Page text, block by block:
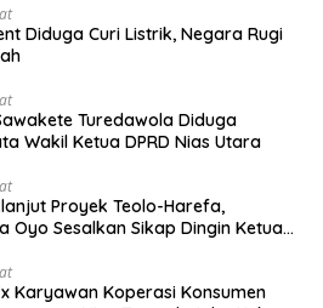
Diduga Curi Listrik, Negara Rugi
Turedawola Diduga
Wakil Ketua DPRD Nias Utara
Proyek Teolo-Harefa,
Oyo Sesalkan Sikap Dingin Ketua
Karyawan Koperasi Konsumen